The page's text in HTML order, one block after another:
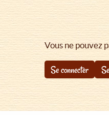
Vous ne pouvez
Se connecter